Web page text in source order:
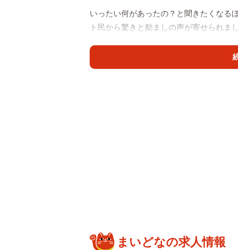
いったい何があったの？と聞きたくなる
ト民から驚きと励ましの声が寄せられまし
「行きと帰り別犬になってる」
「10歳くらい年取った？」
まいどなの求人情報